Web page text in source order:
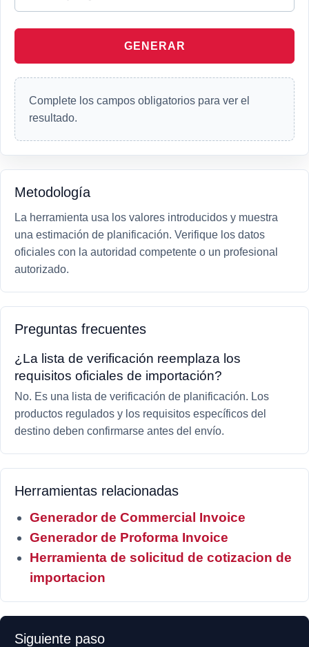
GENERAR
Complete los campos obligatorios para ver el
resultado.
Metodología
La herramienta usa los valores introducidos y muestra
una estimación de planificación. Verifique los datos
oficiales con la autoridad competente o un profesional
autorizado.
Preguntas frecuentes
¿La lista de verificación reemplaza los
requisitos oficiales de importación?
No. Es una lista de verificación de planificación. Los
productos regulados y los requisitos específicos del
destino deben confirmarse antes del envío.
Herramientas relacionadas
Generador de Commercial Invoice
Generador de Proforma Invoice
Herramienta de solicitud de cotizacion de
importacion
Siguiente paso